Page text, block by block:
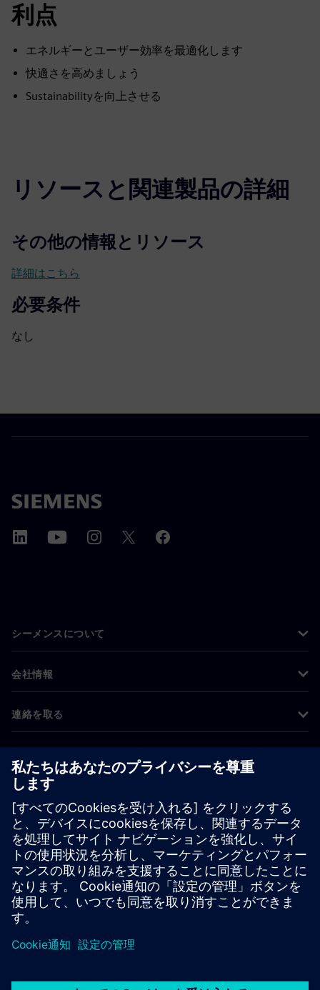
利点
エネルギーとユーザー効率を最適化します
快適さを高めましょう
Sustainabilityを向上させる
リソースと関連製品の詳細
その他の情報とリソース
詳細はこちら
必要条件
なし
シーメンスについて
会社情報
連絡を取る
©Siemens2026
コーポレート情報
プライバシー通知
クッキー通知
利用条件
デジタルID